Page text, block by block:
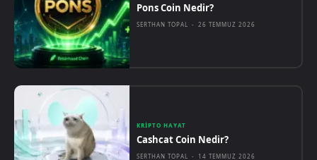
Pons Coin Nedir?
SERTHAN TOPAL - 26 TEMMUZ 2026
KRIPTO HAYAT
Cashcat Coin Nedir?
SERTHAN TOPAL - 14 TEMMUZ 2026